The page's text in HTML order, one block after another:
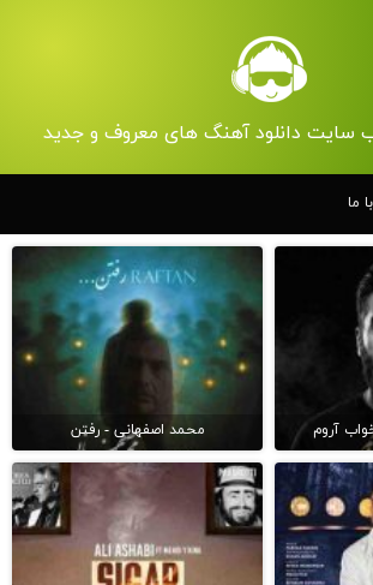
سایت دانلود آهنگ های معروف و جدید
ما
آروم محمد اصفهانی - رفتن